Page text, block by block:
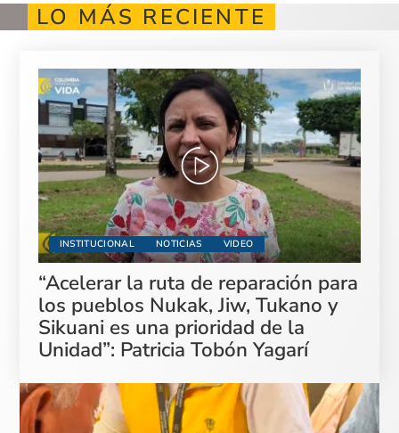
LO MÁS RECIENTE
INSTITUCIONAL NOTICIAS VIDEO
“Acelerar la ruta de reparación para
los pueblos Nukak, Jiw, Tukano y
Sikuani es una prioridad de la
Unidad”: Patricia Tobón Yagarí